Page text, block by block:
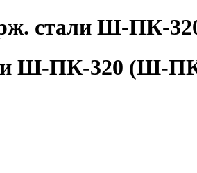
стали Ш-ПК-
Ш-ПК-320 (Ш-